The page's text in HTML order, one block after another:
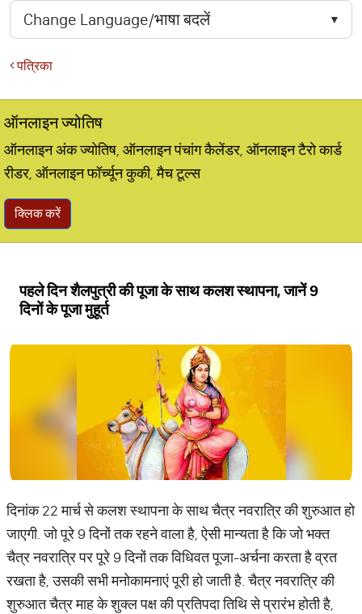
पत्रिका
ऑनलाइन ज्योतिष
ऑनलाइन अंक ज्योतिष, ऑनलाइन पंचांग कैलेंडर, ऑनलाइन टैरो कार्ड
रीडर, ऑनलाइन फॉर्च्यून कुकी, मैच टूल्स
क्लिक करें
पहले दिन शैलपुत्री की पूजा के साथ कलश स्थापना, जानें 9
दिनों के पूजा मुहूर्त
दिनांक 22 मार्च से कलश स्थापना के साथ चैत्र नवरात्रि की शुरुआत हो
जाएगी. जो पूरे 9 दिनों तक रहने वाला है, ऐसी मान्यता है कि जो भक्त
चैत्र नवरात्रि पर पूरे 9 दिनों तक विधिवत पूजा-अर्चना करता है व्रत
रखता है, उसकी सभी मनोकामनाएं पूरी हो जाती है. चैत्र नवरात्रि की
शुरुआत चैत्र माह के शुक्ल पक्ष की प्रतिपदा तिथि से प्रारंभ होती है,